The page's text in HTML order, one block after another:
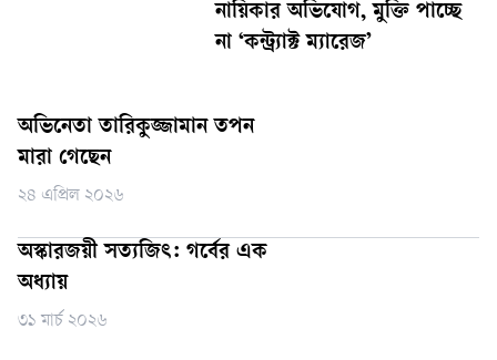
নায়িকার অভিযোগ, মুক্তি পাচ্ছে
না ‘কন্ট্র্যাক্ট ম্যারেজ’
অভিনেতা তারিকুজ্জামান তপন
মারা গেছেন
২৪ এপ্রিল ২০২৬
অস্কারজয়ী সত্যজিৎ: গর্বের এক
অধ্যায়
৩১ মার্চ ২০২৬